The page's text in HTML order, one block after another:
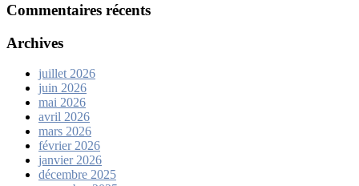
Commentaires récents
Archives
juillet 2026
juin 2026
mai 2026
avril 2026
mars 2026
février 2026
janvier 2026
décembre 2025